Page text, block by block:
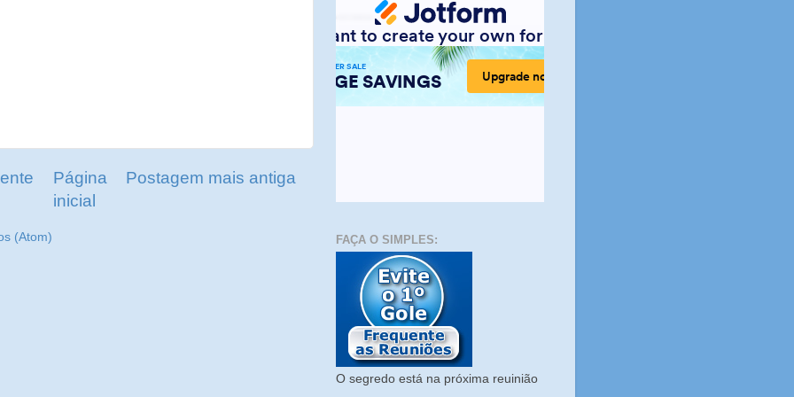
Postagem mais antiga
Página
inicial
(Atom) FAÇA O SIMPLES:
O segredo está na próxima reuinião